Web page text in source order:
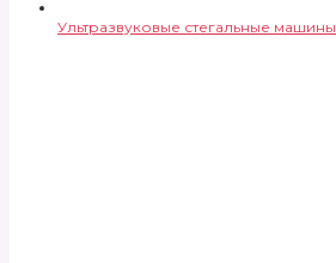
Ультразвуковые стегальные машины